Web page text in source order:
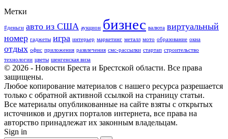
Метки
#деньги авто из США аукцион бизнес валюта виртуальный
номер гаджеты игра интерьер маркетинг металл мото образование окна
отдых офис приложения развлечения смс-рассылки стартап строительство
технологии цветы шенгенская виза
© 2026 - Новости Бреста и Брестской области. Все права
защищены.
Любое копирование материалов с нашего ресурса разрешается
только с обратной активной ссылкой на страницу статьи.
Все материалы опубликованные на сайте взяты с открытых
источников и других порталов интернета, все права на
авторство принадлежат их законным владельцам.
Sign in